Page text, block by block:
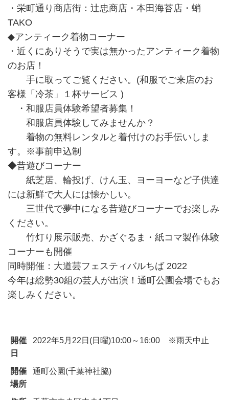
・栄町通り商店街：辻忠商店・本田海苔店・蛸
TAKO
◆アンティーク着物コーナー
・近くにありそうで実は無かったアンティーク着物
のお店！
手に取ってご覧ください。(和服でご来店のお
客様「冷茶」１杯サービス )
・和服店員体験希望者募集！
和服店員体験してみませんか？
着物の無料レンタルと着付けのお手伝いしま
す。※事前申込制
◆昔遊びコーナー
紙芝居、輪投げ、けん玉、ヨーヨーなど子供達
には新鮮で大人には懐かしい。
三世代で夢中になる昔遊びコーナーでお楽しみ
ください。
竹灯り展示販売、かざぐるま・紙コマ製作体験
コーナーも開催
同時開催：大道芸フェスティバルちば 2022
今年は総勢30組の芸人が出演！通町公園会場でもお
楽しみください。
開催
日
2022年5月22日(日曜)10:00～16:00 ※雨天中止
開催
場所
通町公園(千葉神社脇)